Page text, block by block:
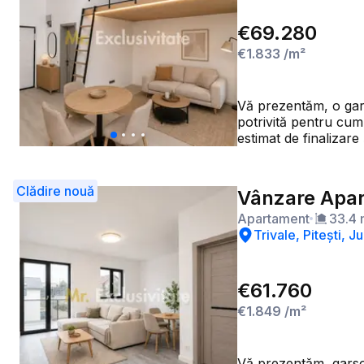
€69.280
€1.833 /m²
Vă prezentăm, o
potrivită pentru
estimat de finalizare și predare: 5 noiembrie 2026.
space; - baie
interioară: 30,2 mp; -
PARCARE: Prețul
de parcare este disponibil separat, la prețul
orientative realizate
Configurația finală,
Clădire nouă Vânzare
Apartament 33.4
Trivale, Pitești,
€61.760
€1.849 /m²